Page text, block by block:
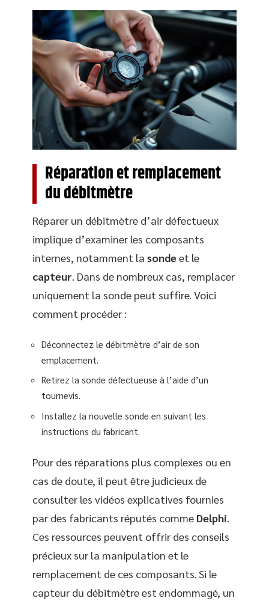
Réparation et remplacement
du débitmètre
Réparer un débitmètre d’air défectueux
implique d’examiner les composants
internes, notamment la sondeet le
capteur. Dans de nombreux cas, remplacer
uniquement la sonde peut suffire. Voici
comment procéder :
Déconnectez le débitmètre d’air de son
emplacement.
Retirez la sonde défectueuse à l’aide d’un
tournevis.
Installez la nouvelle sonde en suivant les
instructions du fabricant.
Pour des réparations plus complexes ou en
cas de doute, il peut être judicieux de
consulter les vidéos explicatives fournies
par des fabricants réputés comme Delphi.
Ces ressources peuvent offrir des conseils
précieux sur la manipulation et le
remplacement de ces composants. Si le
capteur du débitmètre est endommagé, un